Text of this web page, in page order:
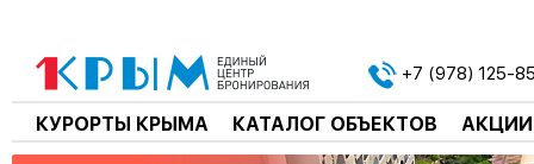
+7 (978) 125-
КУРОРТЫ КРЫМА КАТАЛОГ ОБЪЕКТОВ АКЦИИ